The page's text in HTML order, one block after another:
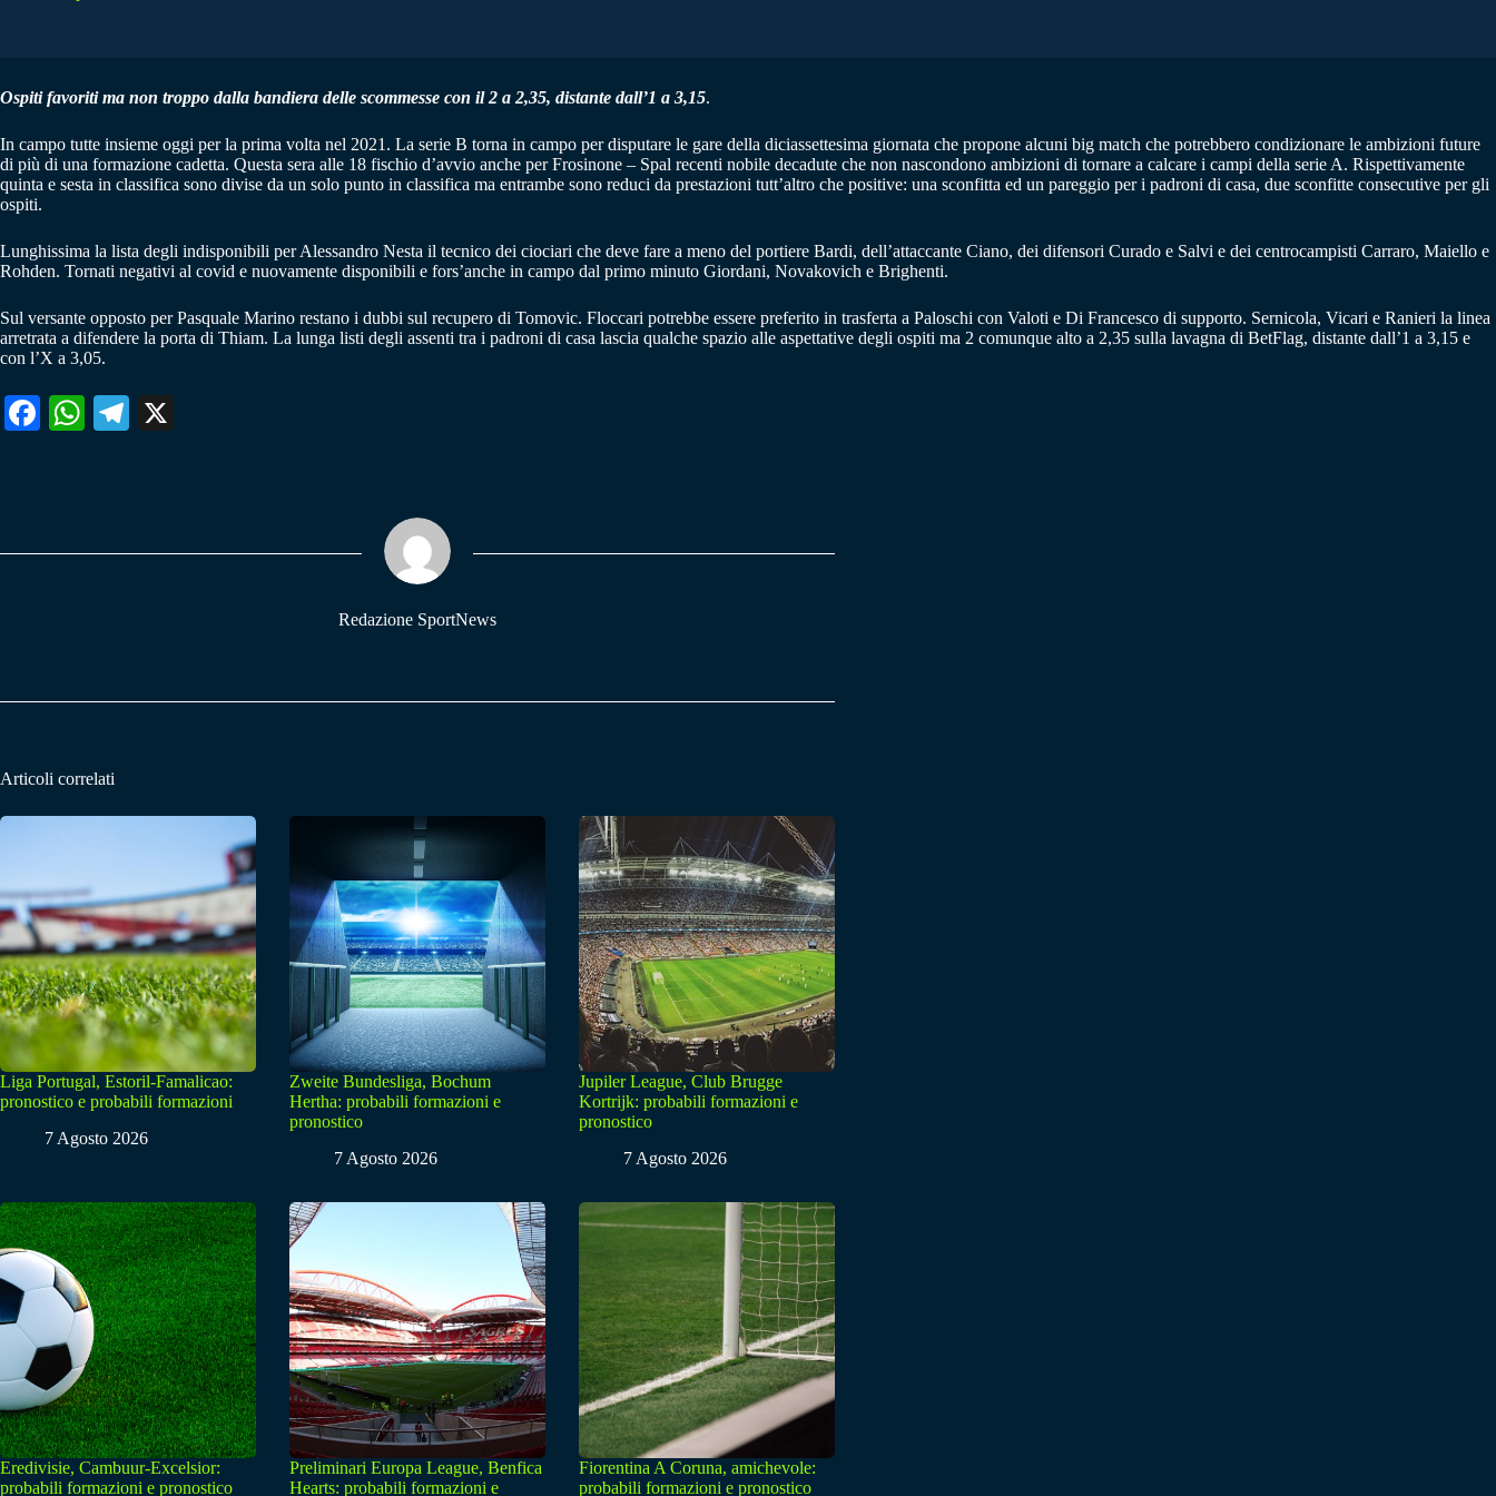
Ospiti favoriti ma non troppo dalla bandiera delle scommesse con il 2 a 2,35, distante dall’1 a 3,15.
In campo tutte insieme oggi per la prima volta nel 2021. La serie B torna in campo per disputare le gare della diciassettesima giornata che propone alcuni big match che potrebbero condizionare le ambizioni future
di più di una formazione cadetta. Questa sera alle 18 fischio d’avvio anche per Frosinone – Spal recenti nobile decadute che non nascondono ambizioni di tornare a calcare i campi della serie A. Rispettivamente
quinta e sesta in classifica sono divise da un solo punto in classifica ma entrambe sono reduci da prestazioni tutt’altro che positive: una sconfitta ed un pareggio per i padroni di casa, due sconfitte consecutive per gli
ospiti.
Lunghissima la lista degli indisponibili per Alessandro Nesta il tecnico dei ciociari che deve fare a meno del portiere Bardi, dell’attaccante Ciano, dei difensori Curado e Salvi e dei centrocampisti Carraro, Maiello e
Rohden. Tornati negativi al covid e nuovamente disponibili e fors’anche in campo dal primo minuto Giordani, Novakovich e Brighenti.
Sul versante opposto per Pasquale Marino restano i dubbi sul recupero di Tomovic. Floccari potrebbe essere preferito in trasferta a Paloschi con Valoti e Di Francesco di supporto. Sernicola, Vicari e Ranieri la linea
arretrata a difendere la porta di Thiam. La lunga listi degli assenti tra i padroni di casa lascia qualche spazio alle aspettative degli ospiti ma 2 comunque alto a 2,35 sulla lavagna di BetFlag, distante dall’1 a 3,15 e
con l’X a 3,05.
Fa W
pp
Te
m
Redazione SportNews
Articoli correlati
Liga Portugal, Estoril-Famalicao:
pronostico e probabili formazioni
7 Agosto 2026
Zweite Bundesliga, Bochum
Hertha: probabili formazioni e
pronostico
7 Agosto 2026
Jupiler League, Club Brugge
Kortrijk: probabili formazioni e
pronostico
7 Agosto 2026
Eredivisie, Cambuur-Excelsior:
probabili formazioni e pronostico
Preliminari Europa League, Benfica
Hearts: probabili formazioni e
Fiorentina A Coruna, amichevole:
probabili formazioni e pronostico